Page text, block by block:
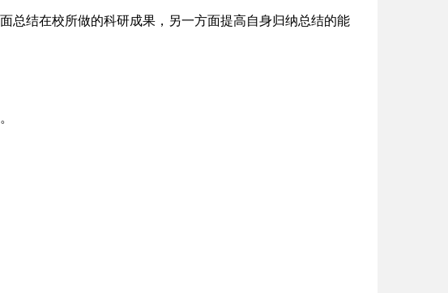
总结在校所做的科研成果，另一方面提高自身归纳总结的能